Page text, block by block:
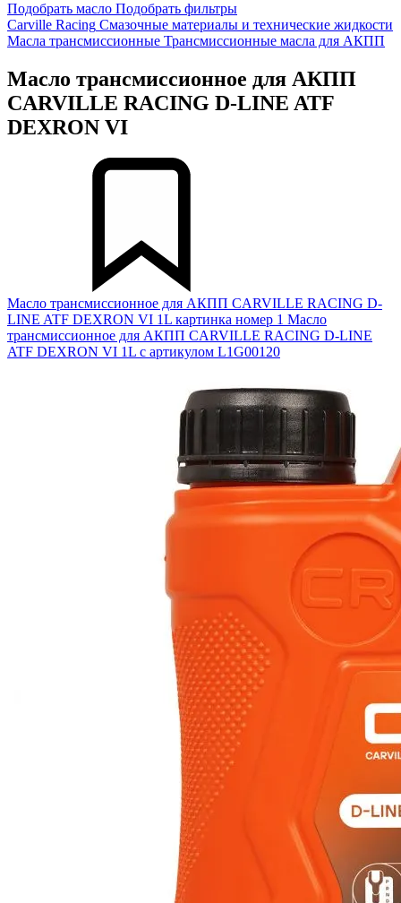
Подобрать масло Подобрать фильтры
Carville Racing Смазочные материалы и технические жидкости
Масла трансмиссионные Трансмиссионные масла для АКПП
Масло трансмиссионное для АКПП
CARVILLE RACING D-LINE ATF
DEXRON VI
Масло трансмиссионное для АКПП CARVILLE RACING D-
LINE ATF DEXRON VI 1L картинка номер 1 Масло
трансмиссионное для АКПП CARVILLE RACING D-LINE
ATF DEXRON VI 1L с артикулом L1G00120